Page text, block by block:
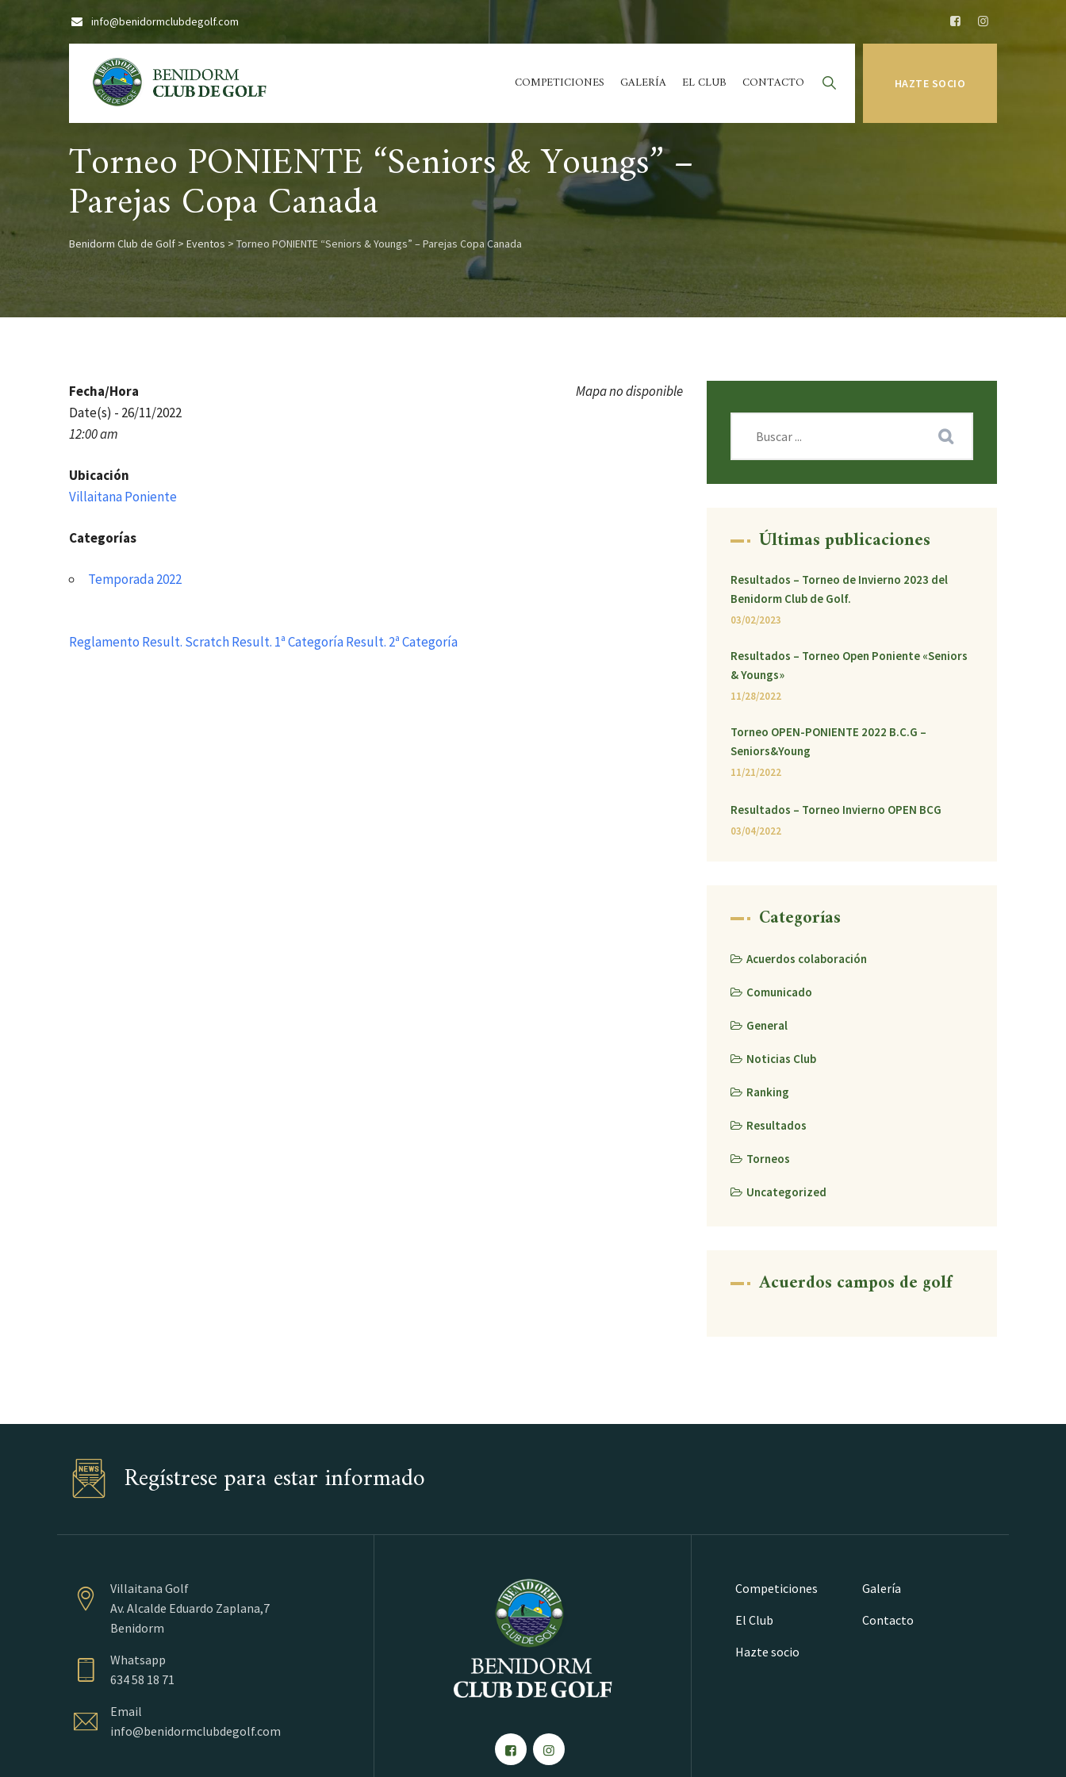
info@benidormclubdegolf.com
COMPETICIONES GALERÍA EL CLUB CONTACTO HAZTE SOCIO
Torneo PONIENTE “Seniors & Youngs” –
Parejas Copa Canada
Benidorm Club de Golf > Eventos > Torneo PONIENTE “Seniors & Youngs” – Parejas Copa Canada
Mapa no disponible
Fecha/Hora
Date(s) - 26/11/2022
12:00 am
Ubicación
Villaitana Poniente
Categorías
Temporada 2022
Reglamento Result. ScratchResult. 1ª CategoríaResult. 2ª Categoría
Últimas publicaciones
Resultados – Torneo de Invierno 2023 del
Benidorm Club de Golf.
03/02/2023
Resultados – Torneo Open Poniente «Seniors
& Youngs»
11/28/2022
Torneo OPEN-PONIENTE 2022 B.C.G –
Seniors&Young
11/21/2022
Resultados – Torneo Invierno OPEN BCG
03/04/2022
Categorías
Acuerdos colaboración
Comunicado
General
Noticias Club
Ranking
Resultados
Torneos
Uncategorized
Acuerdos campos de golf
Regístrese para estar informado
Villaitana Golf
Av. Alcalde Eduardo Zaplana,7
Benidorm
Whatsapp
634 58 18 71
Email
info@benidormclubdegolf.com
Competiciones
Galería
El Club
Contacto
Hazte socio